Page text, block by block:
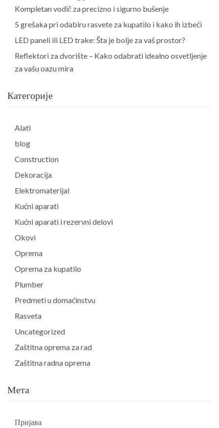
Kompletan vodič za precizno i sigurno bušenje
5 grešaka pri odabiru rasvete za kupatilo i kako ih izbeći
LED paneli ili LED trake: Šta je bolje za vaš prostor?
Reflektori za dvorište – Kako odabrati idealno osvetljenje
za vašu oazu mira
Категорије
Alati
blog
Construction
Dekoracija
Elektromaterijal
Kućni aparati
Kućni aparati i rezervni delovi
Okovi
Oprema
Oprema za kupatilo
Plumber
Predmeti u domaćinstvu
Rasveta
Uncategorized
Zaštitna oprema za rad
Zaštitna radna oprema
Мета
Пријава